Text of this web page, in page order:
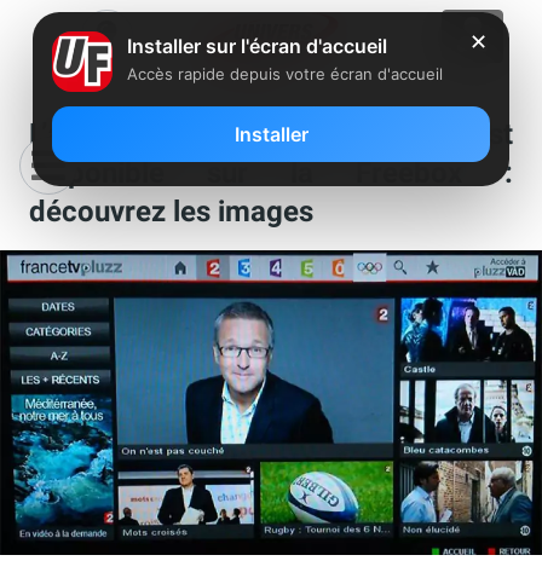
L’application spéciale JO est
disponible sur la Freebox :
découvrez les images
✕
Installer sur l'écran d'accueil
Accès rapide depuis votre écran d'accueil
Installer